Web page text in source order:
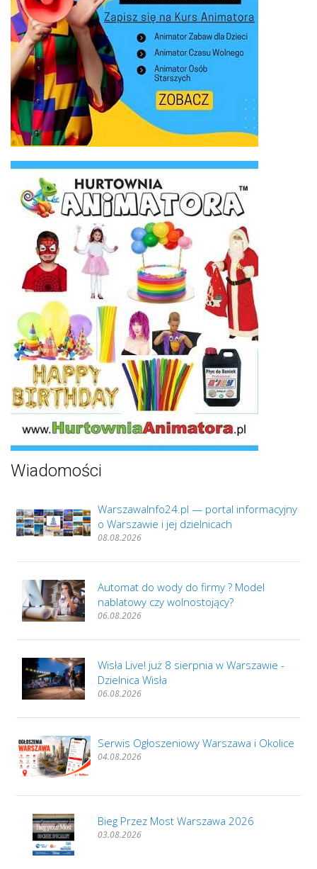
Wiadomości
WarszawaInfo24.pl — portal informacyjny
o Warszawie i jej dzielnicach
08.08.2026
Automat do wody do firmy ? Model
nablatowy czy wolnostojący?
06.08.2026
Wisła Live! już 8 sierpnia w Warszawie -
Dzielnica Wisła
06.08.2026
Serwis Ogłoszeniowy Warszawa i Okolice
04.08.2026
Bieg Przez Most Warszawa 2026
03.08.2026